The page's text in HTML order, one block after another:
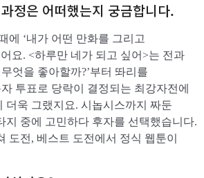
정은 어떠했는지 궁금합니다.
에 ‘내가 어떤 만화를 그리고
요. <하루만 네가 되고 싶어>는 전과
엇을 좋아할까?’부터 똬리를
투표로 당락이 결정되는 최강자전에
더욱 그랬지요. 시놉시스까지 짜둔
지 중에 고민하다 후자를 선택했습니다.
도전, 베스트 도전에서 정식 웹툰이